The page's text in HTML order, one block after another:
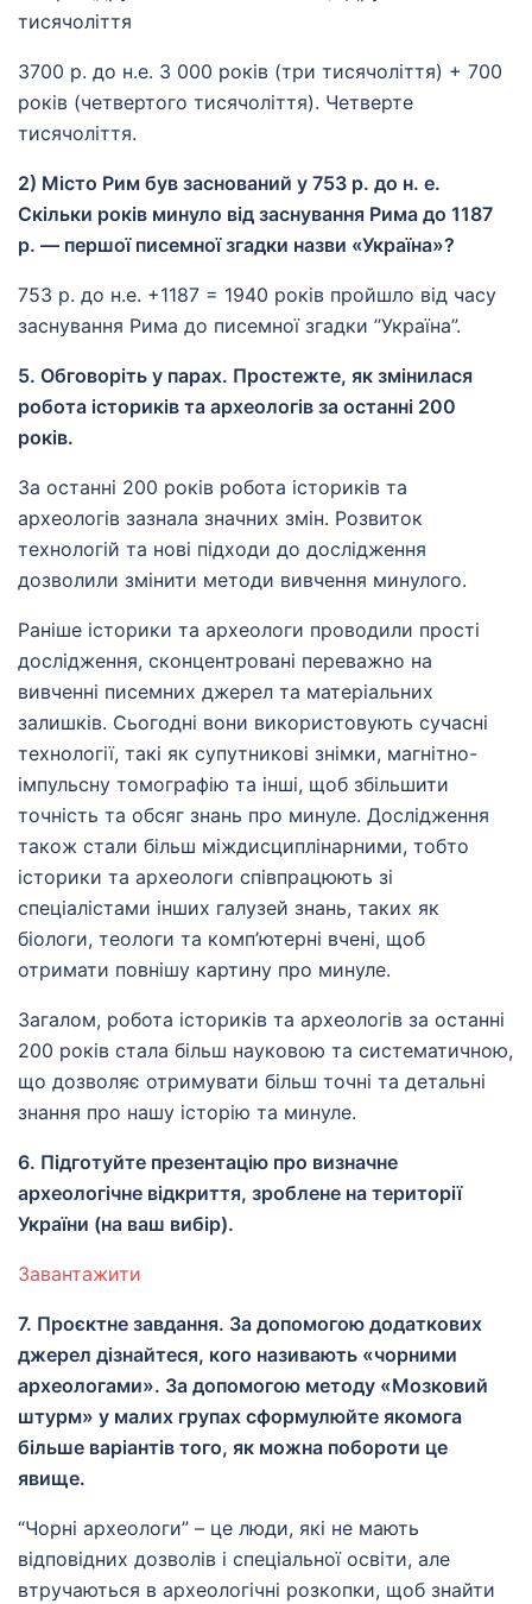
тисячоліття
3700 р. до н.е. З 000 років (три тисячоліття) + 700
років (четвертого тисячоліття). Четверте
тисячоліття.
2) Місто Рим був заснований у 753 р. до н. е.
Скільки років минуло від заснування Рима до 1187
р. — першої писемної згадки назви «Україна»?
753 р. до н.е. +1187 = 1940 років пройшло від часу
заснування Рима до писемної згадки ’’Україна”.
5. Обговоріть у парах. Простежте, як змінилася
робота істориків та археологів за останні 200
років.
За останні 200 років робота істориків та
археологів зазнала значних змін. Розвиток
технологій та нові підходи до дослідження
дозволили змінити методи вивчення минулого.
Раніше історики та археологи проводили прості
дослідження, сконцентровані переважно на
вивченні писемних джерел та матеріальних
залишків. Сьогодні вони використовують сучасні
технології, такі як супутникові знімки, магнітно-
імпульсну томографію та інші, щоб збільшити
точність та обсяг знань про минуле. Дослідження
також стали більш міждисциплінарними, тобто
історики та археологи співпрацюють зі
спеціалістами інших галузей знань, таких як
біологи, теологи та комп’ютерні вчені, щоб
отримати повнішу картину про минуле.
Загалом, робота істориків та археологів за останні
200 років стала більш науковою та систематичною,
що дозволяє отримувати більш точні та детальні
знання про нашу історію та минуле.
6. Підготуйте презентацію про визначне
археологічне відкриття, зроблене на території
України (на ваш вибір).
Завантажити
7. Проєктне завдання. За допомогою додаткових
джерел дізнайтеся, кого називають «чорними
археологами». За допомогою методу «Мозковий
штурм» у малих групах сформулюйте якомога
більше варіантів того, як можна побороти це
явище.
“Чорні археологи” – це люди, які не мають
відповідних дозволів і спеціальної освіти, але
втручаються в археологічні розкопки, щоб знайти